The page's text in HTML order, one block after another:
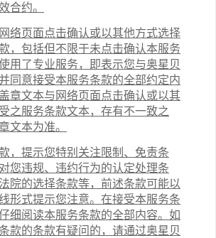
合约。
络页面点击确认或以其他方式选择
，包括但不限于未点击确认本服务
用了专业服务，即表示您与奥星贝
同意接受本服务条款的全部约定内
章文本与网络页面点击确认或以其
之服务条款文本，存有不一致之
文本为准。
，提示您特别关注限制、免责条
您违规、违约行为的认定处理条
院的选择条款等，前述条款可能以
形式提示您注意。在接受本服务条
细阅读本服务条款的全部内容。如
款的条款有疑问的，请通过奥星贝